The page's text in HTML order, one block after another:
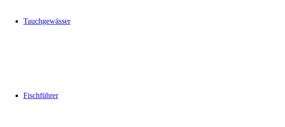
Tauchgewässer
Fischführer